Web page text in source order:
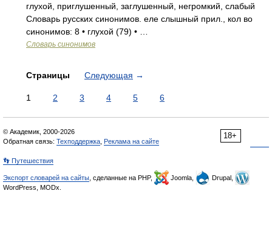
глухой, приглушенный, заглушенный, негромкий, слабый
Словарь русских синонимов. еле слышный прил., кол во
синонимов: 8 • глухой (79) • …
Словарь синонимов
Страницы Следующая →
1 2 3 4 5 6
18+
© Академик, 2000-2026
Обратная связь: Техподдержка Реклама на сайте
👣 Путешествия
Экспорт словарей на сайты , сделанные на PHP, Joomla,
Drupal,
WordPress, MODx.